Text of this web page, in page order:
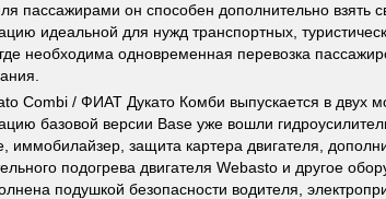
пассажирами он способен дополнительно взять
идеальной для нужд транспортных,
необходима одновременная перевозка
Combi / ФИАТ Дукато Комби выпускается в двух
базовой версии Base уже вошли
иммобилайзер, защита картера двигателя,
подогрева двигателя Webasto и другое
подушкой безопасности водителя,